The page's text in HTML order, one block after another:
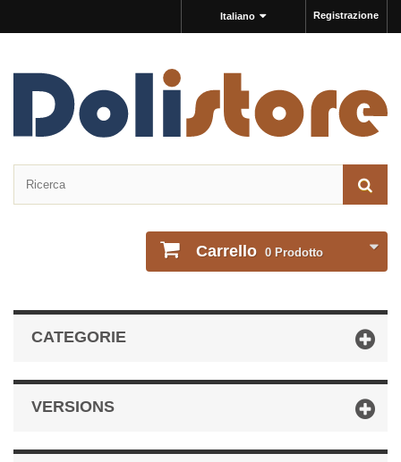
Registrazione
Italiano
Carrello 0 Prodotto
CATEGORIE
VERSIONS